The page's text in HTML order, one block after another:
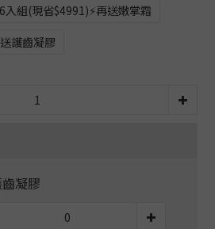
6入組(現省$4991)⚡再送嫩掌霜
護齒凝膠
齒凝膠